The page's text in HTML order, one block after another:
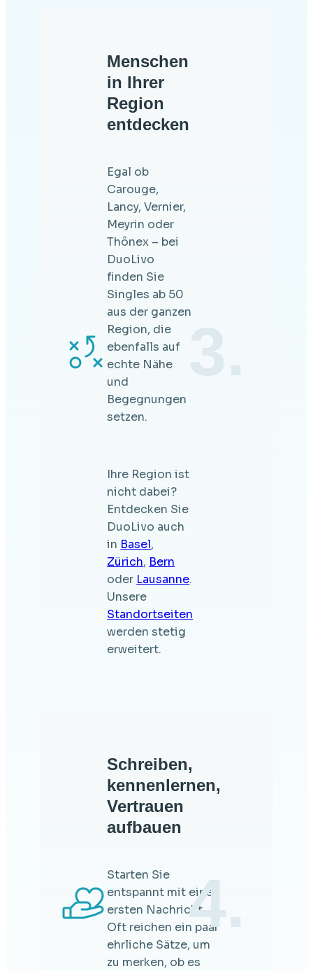
Menschen
in Ihrer
Region
entdecken
Egal ob
Carouge,
Lancy, Vernier,
Meyrin oder
Thônex – bei
DuoLivo
finden Sie
Singles ab 50
aus der ganzen
Region, die
ebenfalls auf
echte Nähe
und
Begegnungen
setzen.
Ihre Region ist
nicht dabei?
Entdecken Sie
DuoLivo auch
in Basel,
Zürich, Bern
oder Lausanne.
Unsere
Standortseiten
werden stetig
erweitert.
Schreiben,
kennenlernen,
Vertrauen
aufbauen
Starten Sie
entspannt mit einer
ersten Nachricht.
Oft reichen ein paar
ehrliche Sätze, um
zu merken, ob es
4.